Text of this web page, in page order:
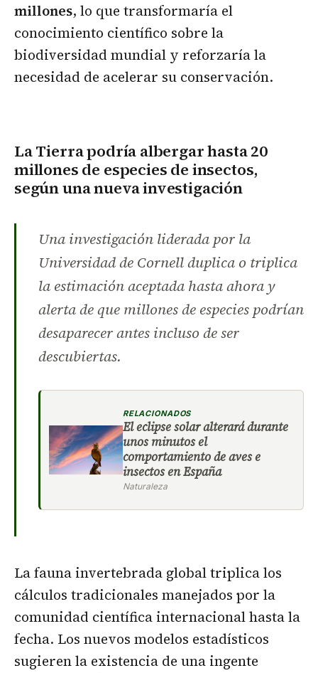
millones, lo que transformaría el
conocimiento científico sobre la
biodiversidad mundial y reforzaría la
necesidad de acelerar su conservación.
La Tierra podría albergar hasta 20
millones de especies de insectos,
según una nueva investigación
Una investigación liderada por la
Universidad de Cornell duplica o triplica
la estimación aceptada hasta ahora y
alerta de que millones de especies podrían
desaparecer antes incluso de ser
descubiertas.
RELACIONADOS
El eclipse solar alterará durante
unos minutos el
comportamiento de aves e
insectos en España
Naturaleza
La fauna invertebrada global triplica los
cálculos tradicionales manejados por la
comunidad científica internacional hasta la
fecha. Los nuevos modelos estadísticos
sugieren la existencia de una ingente